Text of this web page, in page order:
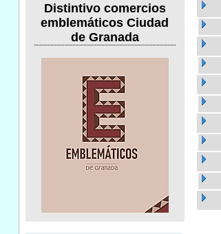
Distintivo comercios
emblemáticos Ciudad
de Granada